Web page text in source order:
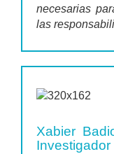
necesarias
las
Xabier
Investigador